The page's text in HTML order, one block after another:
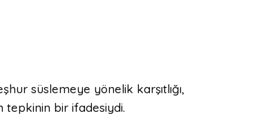
süslemeye yönelik karşıtlığı,
tepkinin bir ifadesiydi.